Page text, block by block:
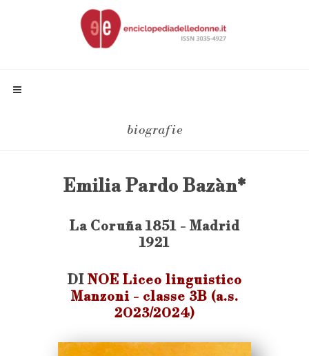
biografie
Emilia Pardo Bazàn*
La Coruña 1851 - Madrid
1921
DI NOE Liceo linguistico
Manzoni - classe 3B (a.s.
2023/2024)